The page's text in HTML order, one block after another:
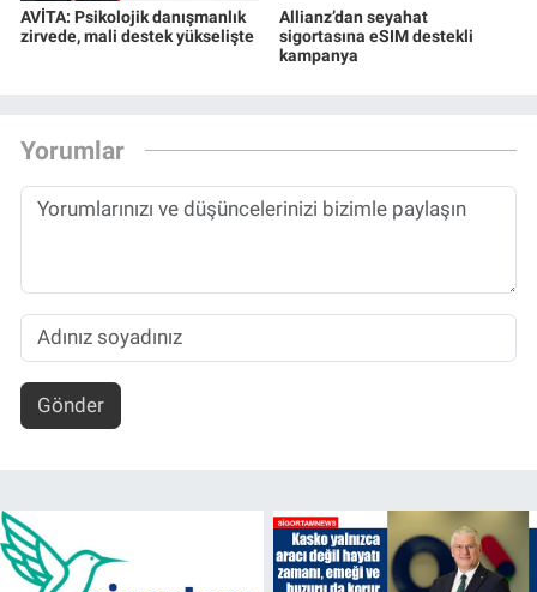
AVİTA: Psikolojik danışmanlık
zirvede, mali destek yükselişte
Allianz’dan seyahat
sigortasına eSIM destekli
kampanya
Yorumlar
Gönder